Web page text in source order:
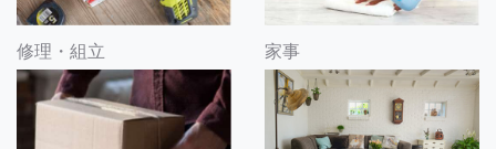
修理・組立 家事